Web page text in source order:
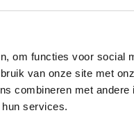
om functies voor social
van onze site met
combineren met
services.
auch im
zwischen
Montage.
Schrauben